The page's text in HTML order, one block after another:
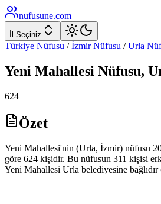
nufusune.com
İl Seçiniz
Türkiye Nüfusu / İzmirNüfusu / Urla
Yeni Mahallesi Nüfusu,
624
Özet
Yeni Mahallesi'nin (Urla, İzmir) nüfusu
göre 624 kişidir. Bu nüfusun 311 kişisi
Yeni Mahallesi Urla belediyesine